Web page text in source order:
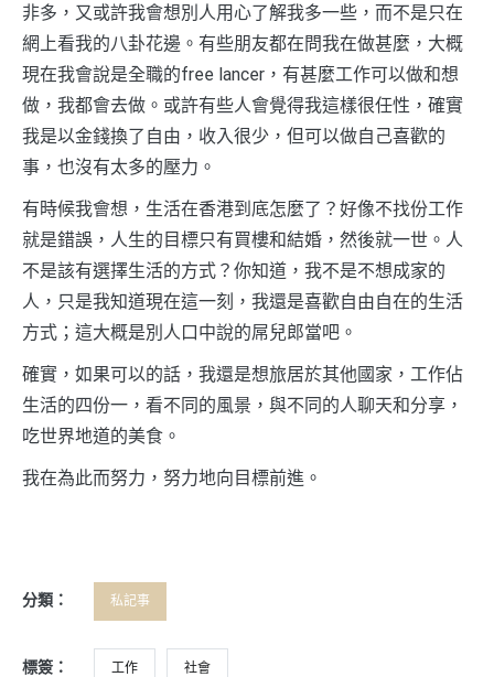
非多，又或許我會想別人用心了解我多一些，而不是只在
網上看我的八卦花邊。有些朋友都在問我在做甚麼，大概
現在我會說是全職的free lancer，有甚麼工作可以做和想
做，我都會去做。或許有些人會覺得我這樣很任性，確實
我是以金錢換了自由，收入很少，但可以做自己喜歡的
事，也沒有太多的壓力。
有時候我會想，生活在香港到底怎麼了？好像不找份工作
就是錯誤，人生的目標只有買樓和結婚，然後就一世。人
不是該有選擇生活的方式？你知道，我不是不想成家的
人，只是我知道現在這一刻，我還是喜歡自由自在的生活
方式；這大概是別人口中說的屌兒郎當吧。
確實，如果可以的話，我還是想旅居於其他國家，工作佔
生活的四份一，看不同的風景，與不同的人聊天和分享，
吃世界地道的美食。
我在為此而努力，努力地向目標前進。
分類： 私記事
標簽： 工作 社會